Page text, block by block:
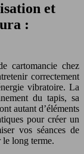
et
:
correctement
vibratoire. La
du tapis, sa
autant d’éléments
pour créer un
vos séances de
le long terme.